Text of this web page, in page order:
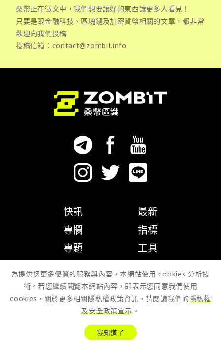
桑幣正在徵文中，我們想要讓好的東西讓更多人看見！
只要是跟金融科技、區塊鏈及加密貨幣相關的文章，都非常
歡迎向我們投稿
投稿信箱： contact@zombit.info
快訊
專欄
專題
最新
指標
工具
為提供您更多優質的服務與內容，本網站使用 cookies 分析技
術。若您繼續閱覽本網站內容，即表示您同意我們使用
cookies，關於更多相關隱私權政策資訊，請閱讀我們的隱私權
及安全政策宣示 。
我知道了